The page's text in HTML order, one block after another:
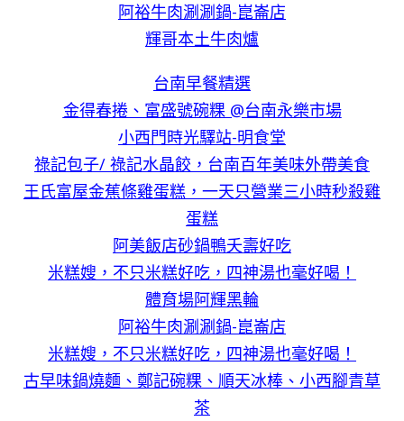
阿裕牛肉涮涮鍋-崑崙店
輝哥本土牛肉爐
台南早餐精選
金得春捲、富盛號碗粿 @台南永樂市場
小西門時光驛站-明食堂
祿記包子/ 祿記水晶餃，台南百年美味外帶美食
王氏富屋金蕉條雞蛋糕，一天只營業三小時秒殺雞
蛋糕
阿美飯店砂鍋鴨夭壽好吃
米糕嫂，不只米糕好吃，四神湯也毫好喝！
體育場阿輝黑輪
阿裕牛肉涮涮鍋-崑崙店
米糕嫂，不只米糕好吃，四神湯也毫好喝！
古早味鍋燒麵、鄭記碗粿、順天冰棒、小西腳青草
茶